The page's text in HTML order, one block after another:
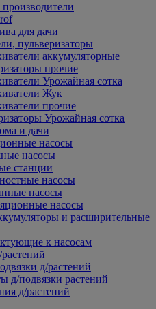
для дачи
пульверизаторы
аккумуляторные
прочие
Урожайная сотка
Жук
прочие
Урожайная сотка
и дачи
насосы
насосы
станции
насосы
насосы
насосы
и расширительные
к насосам
д/растений
д/подвязки растений
д/растений